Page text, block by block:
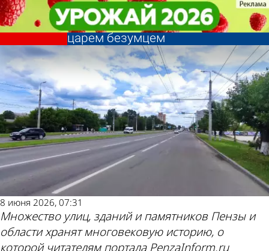
История Пензы: Одна из улиц
носит имя философа, названного
царем безумцем
История
8 июня 2026, 07:31
Множество улиц, зданий и памятников Пензы и
области хранят многовековую историю, о
которой читателям портала PenzaInform.ru
История Пензы: Одна из улиц
носит имя философа, названного
царем безумцем
История
Другие новости
по теме
Погода и курсы
валют в Пензе